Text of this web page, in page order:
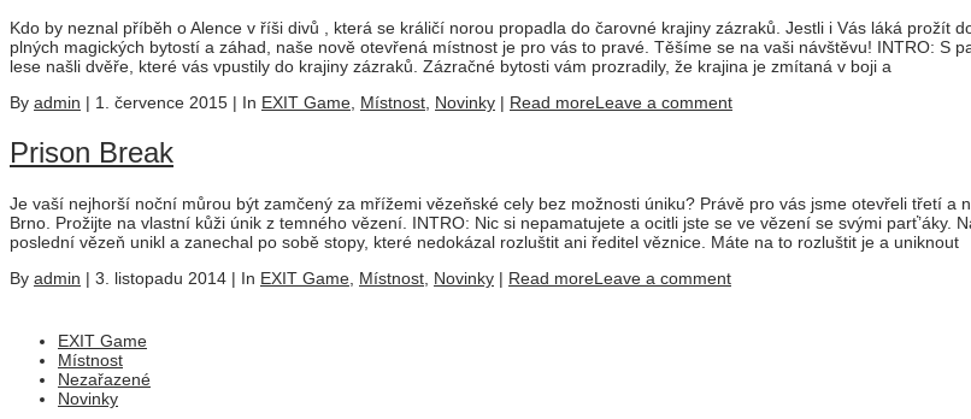
Kdo by neznal příběh o Alence v říši divů , která se králičí norou propadla do čarovné krajiny zázraků. Jestli i Vás láká prožít
plných magických bytostí a záhad, naše nově otevřená místnost je pro vás to pravé. Těšíme se na vaši návštěvu! INTRO: S
lese našli dvěře, které vás vpustily do krajiny zázraků. Zázračné bytosti vám prozradily, že krajina je zmítaná v boji a
By admin | 1. července 2015 | In EXIT Game, Místnost, Novinky | Read moreLeave a comment
Prison Break
Je vaší nejhorší noční můrou být zamčený za mřížemi vězeňské cely bez možnosti úniku? Právě pro vás jsme otevřeli třetí a
Brno. Prožijte na vlastní kůži únik z temného vězení. INTRO: Nic si nepamatujete a ocitli jste se ve vězení se svými parť’áky.
poslední vězeň unikl a zanechal po sobě stopy, které nedokázal rozluštit ani ředitel věznice. Máte na to rozluštit je a uniknout
By admin | 3. listopadu 2014 | In EXIT Game Místnost Novinky | Read moreLeave a comment
EXIT Game
Místnost
Nezařazené
Novinky